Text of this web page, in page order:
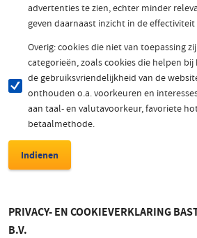
advertenties te zien, echter minder
geven daarnaast inzicht in de
Overig: cookies die niet van toepassing
categorieën, zoals cookies die helpen
de gebruiksvriendelijkheid van de
onthouden o.a. voorkeuren en
aan taal- en valutavoorkeur, favoriete
betaalmethode.
PRIVACY- EN COOKIEVERKLARING
B.V.